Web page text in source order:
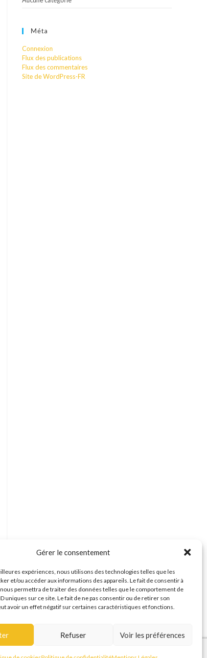
Gérer le consentement
expériences, nous utilisons des technologies telles que les
et/ou accéder aux informations des appareils. Le fait de consentir à
permettra de traiter des données telles que le comportement de
uniques sur ce site. Le fait de ne pas consentir ou de retirer son
avoir un effet négatif sur certaines caractéristiques et fonctions.
Refuser Voir les préférences
Méta
Connexion
Flux des publications
Flux des commentaires
Site de WordPress-FR